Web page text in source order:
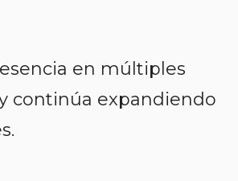
en múltiples
continúa expandiendo